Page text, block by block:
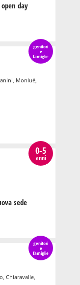
day
genitori
e
famiglie
Monlué,
0-5
anni
sede
genitori
e
famiglie
Chiaravalle,